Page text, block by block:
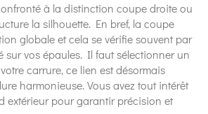
à la distinction coupe droite ou
la silhouette. En bref, la coupe
globale et cela se vérifie souvent par
sur vos épaules. Il faut sélectionner un
carrure, ce lien est désormais
harmonieuse. Vous avez tout intérêt
extérieur pour garantir précision et